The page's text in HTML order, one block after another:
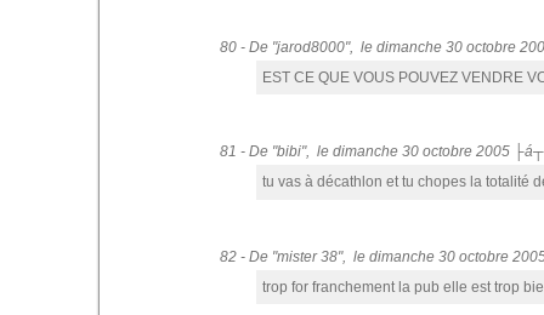
80 - De "jarod8000", le dimanche 30 octobre
EST CE QUE VOUS POUVEZ VENDRE
81 - De "bibi", le dimanche 30 octobre 2005
tu vas à décathlon et tu chopes la totalité
82 - De "mister 38", le dimanche 30 octobre
trop for franchement la pub elle est trop